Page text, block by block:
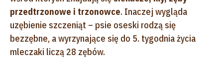
przedtrzonowe i trzonowce. Inaczej wygląda
uzębienie szczeniąt – psie oseski rodzą się
bezzębne, a wyrzynające się do 5. tygodnia życia
mleczaki liczą 28 zębów.